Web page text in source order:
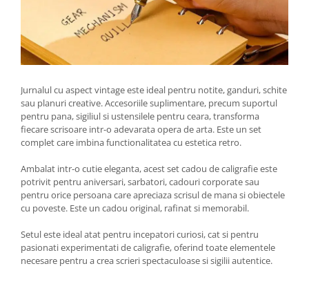
Jurnalul cu aspect vintage este ideal pentru notite, ganduri, schite
sau planuri creative. Accesoriile suplimentare, precum suportul
pentru pana, sigiliul si ustensilele pentru ceara, transforma
fiecare scrisoare intr-o adevarata opera de arta. Este un set
complet care imbina functionalitatea cu estetica retro.
Ambalat intr-o cutie eleganta, acest set cadou de caligrafie este
potrivit pentru aniversari, sarbatori, cadouri corporate sau
pentru orice persoana care apreciaza scrisul de mana si obiectele
cu poveste. Este un cadou original, rafinat si memorabil.
Setul este ideal atat pentru incepatori curiosi, cat si pentru
pasionati experimentati de caligrafie, oferind toate elementele
necesare pentru a crea scrieri spectaculoase si sigilii autentice.